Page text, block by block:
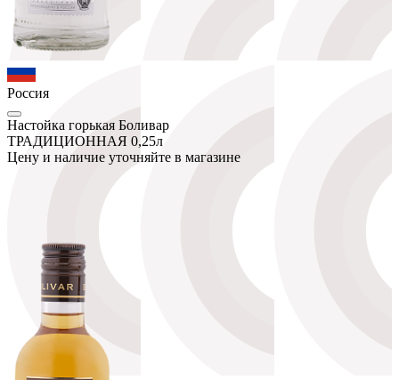
Россия
Настойка горькая Боливар
ТРАДИЦИОННАЯ 0,25л
Цену и наличие уточняйте в магазине